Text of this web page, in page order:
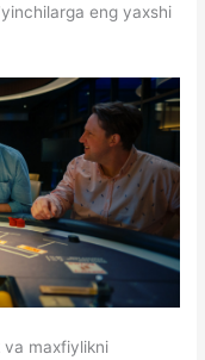
eng yaxshi
va maxfiylikni